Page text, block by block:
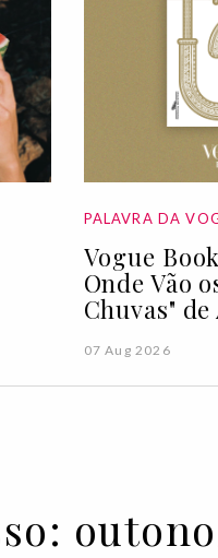
PALAVRA DA
Vogue
Onde Vão
Chuvas"
07 Aug 2026